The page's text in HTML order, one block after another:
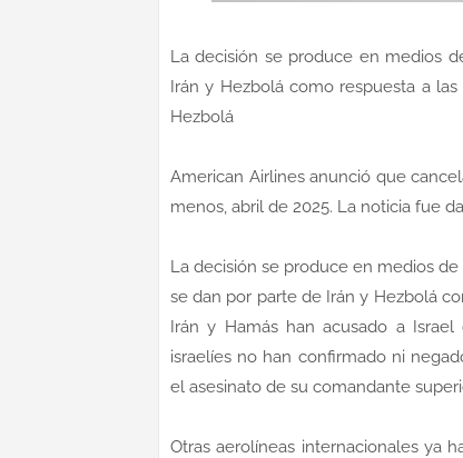
La decisión se produce en medios
Irán y Hezbolá como respuesta a
Hezbolá
American Airlines anunció que
menos, abril de 2025. La noticia fue
La decisión se produce en medios
se dan por parte de Irán y Hezbolá
Irán y Hamás han acusado a
israelíes no han confirmado ni
el asesinato de su comandante
Otras aerolíneas internacionales ya